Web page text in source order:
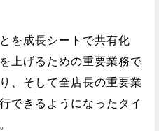
を成長シートで共有化
上げるための重要業務で
、そして全店長の重要業
できるようになったタイ